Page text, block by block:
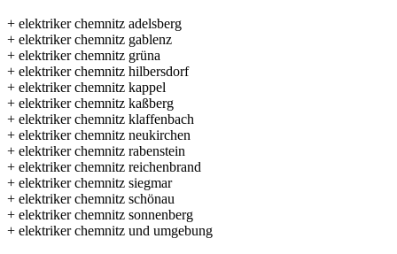
+ elektriker chemnitz adelsberg
+ elektriker chemnitz gablenz
+ elektriker chemnitz grüna
+ elektriker chemnitz hilbersdorf
+ elektriker chemnitz kappel
+ elektriker chemnitz kaßberg
+ elektriker chemnitz klaffenbach
+ elektriker chemnitz neukirchen
+ elektriker chemnitz rabenstein
+ elektriker chemnitz reichenbrand
+ elektriker chemnitz siegmar
+ elektriker chemnitz schönau
+ elektriker chemnitz sonnenberg
+ elektriker chemnitz und umgebung